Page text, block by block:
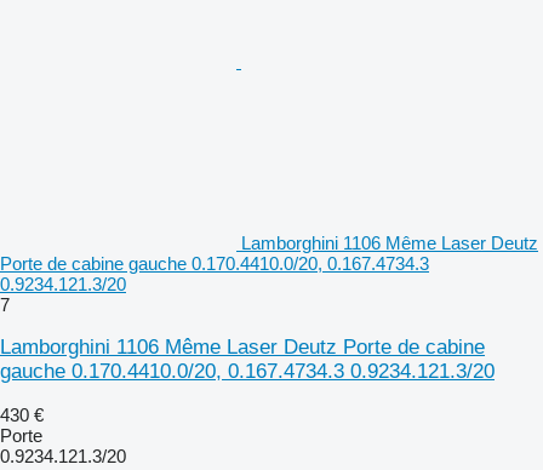
Lamborghini 1106 Même Laser Deutz
Porte de cabine gauche 0.170.4410.0/20, 0.167.4734.3
0.9234.121.3/20
7
Lamborghini 1106 Même Laser Deutz Porte de cabine
gauche 0.170.4410.0/20, 0.167.4734.3 0.9234.121.3/20
430 €
Porte
0.9234.121.3/20